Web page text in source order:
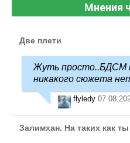
Мнения
Две плети
Жуть просто..БДСМ
никакого сюжета
flyledy
Залимхан. На таких как